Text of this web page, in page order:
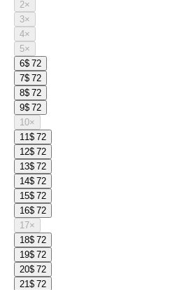
2×
3×
4×
5×
6$ 72
7$ 72
8$ 72
9$ 72
10×
11$ 72
12$ 72
13$ 72
14$ 72
15$ 72
16$ 72
17×
18$ 72
19$ 72
20$ 72
21$ 72